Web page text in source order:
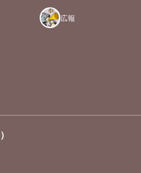
広報